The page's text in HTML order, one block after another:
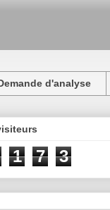
d'analyse
1 7 3